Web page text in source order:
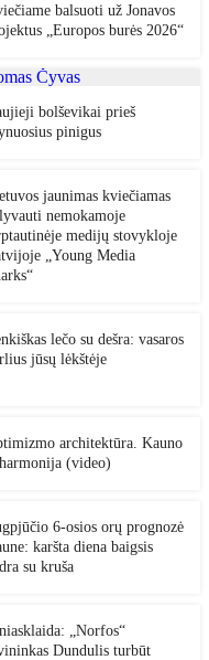
balsuoti už Jonavos
„Europos burės 2026“
bolševikai prieš
pinigus
jaunimas kviečiamas
nemokamoje
medijų stovykloje
„Young Media
lečo su dešra: vasaros
jūsų lėkštėje
architektūra. Kauno
(video)
6-osios orų prognozė
karšta diena baigsis
su kruša
„Norfos“
Dundulis turbūt